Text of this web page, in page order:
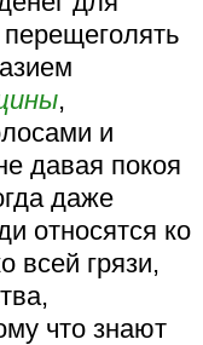
,
и
давая покоя
даже
относятся ко
всей грязи,
что знают